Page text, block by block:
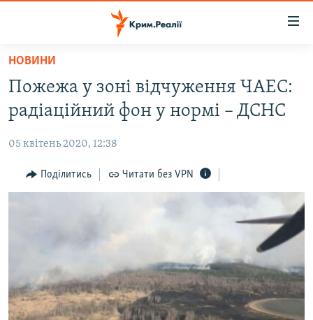
Перейти
основного
матеріалу
Перейти
до
навігації
Перейти
ВІДЕО ТА ФОТО
ПОЛІТИКА
БЛОГИ
СПЕЦПРОЕКТИ
ДЕПОРТАЦІЯ
ЯК ОБІЙТИ БЛОКУВАННЯ
НОВИНИ
Пожежа у зоні відчуження ЧАЕС:
радіаційний фон у нормі – ДСНС
05 квітень 2020, 12:38
Поділитись Читати без VPN